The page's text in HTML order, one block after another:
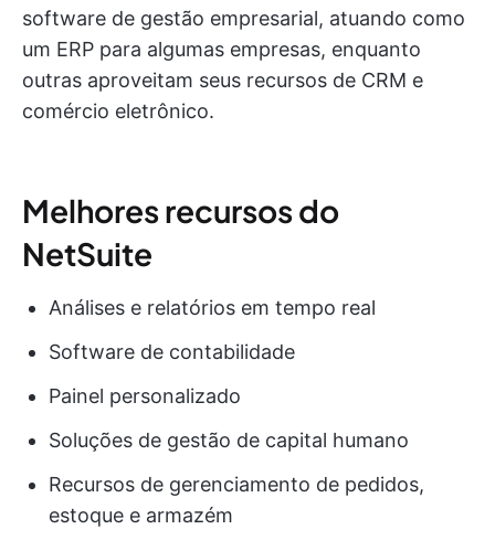
software de gestão empresarial, atuando como
um ERP para algumas empresas, enquanto
outras aproveitam seus recursos de CRM e
comércio eletrônico.
Melhores recursos do
NetSuite
Análises e relatórios em tempo real
Software de contabilidade
Painel personalizado
Soluções de gestão de capital humano
Recursos de gerenciamento de pedidos,
estoque e armazém